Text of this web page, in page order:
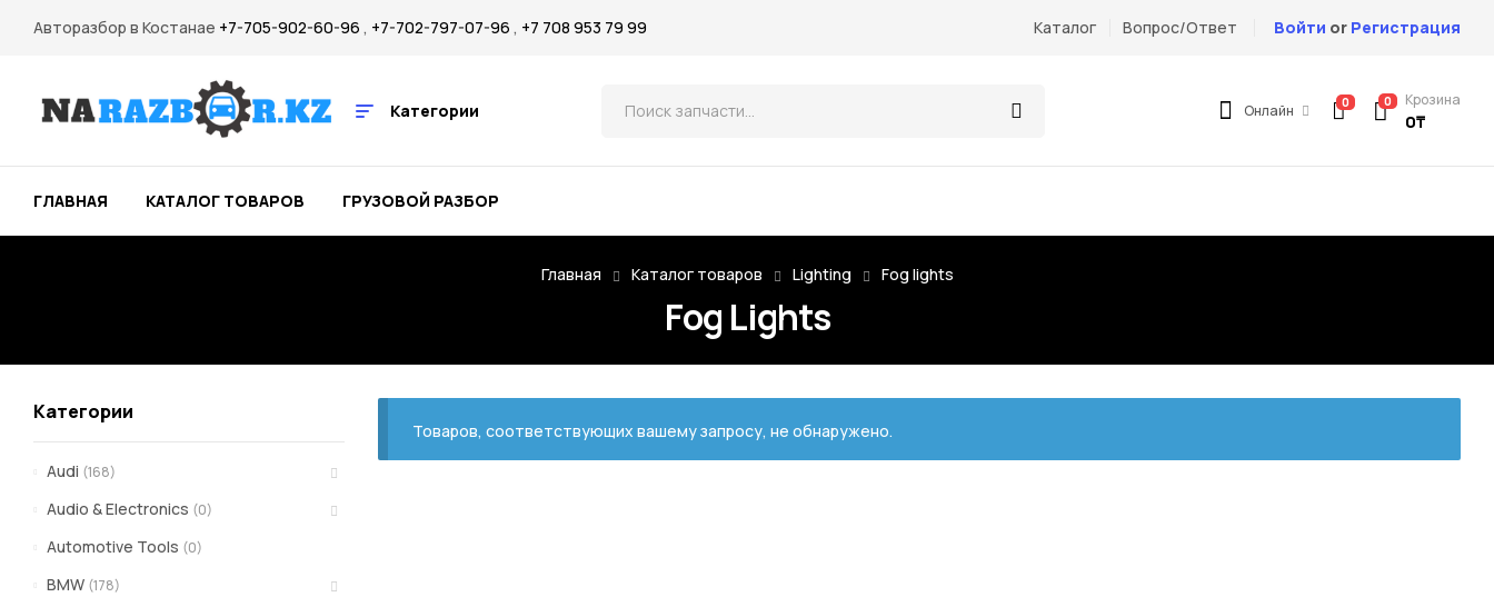
Авторазбор в Костанае +7-705-902-60-96 , +7-702-797-07-96 , +7 708 953 79 99 Каталог Вопрос/Ответ Войти or Регистрация
Категории Онлайн 0 0 Крозина
0₸
ГЛАВНАЯ КАТАЛОГ ТОВАРОВ ГРУЗОВОЙ РАЗБОР
Главная Каталог товаров Lighting Fog lights
Fog Lights
Товаров, соответствующих вашему запросу, не обнаружено.
Категории
Audi (168)
Audio & Electronics (0)
Automotive Tools (0)
BMW (178)